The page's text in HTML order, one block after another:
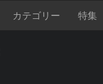
カテゴリー 特集